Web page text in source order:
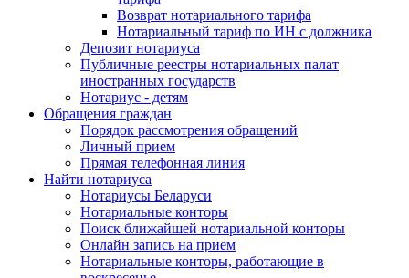
Возврат нотариального тарифа
Нотариальный тариф по ИН с должника
Депозит нотариуса
Публичные реестры нотариальных палат
иностранных государств
Нотариус - детям
Обращения граждан
Порядок рассмотрения обращений
Личный прием
Прямая телефонная линия
Найти нотариуса
Нотариусы Беларуси
Нотариальные конторы
Поиск ближайшей нотариальной конторы
Онлайн запись на прием
Нотариальные конторы, работающие в